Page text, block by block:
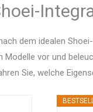
dem idealen
Modelle vor und
Sie, welche